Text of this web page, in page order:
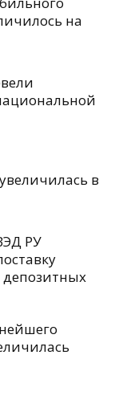
на
в
РУ